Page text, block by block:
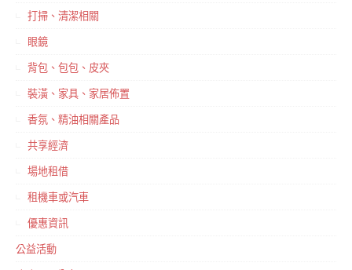
打掃、清潔相關
眼鏡
背包、包包、皮夾
裝潢、家具、家居佈置
香氛、精油相關產品
共享經濟
場地租借
租機車或汽車
優惠資訊
公益活動